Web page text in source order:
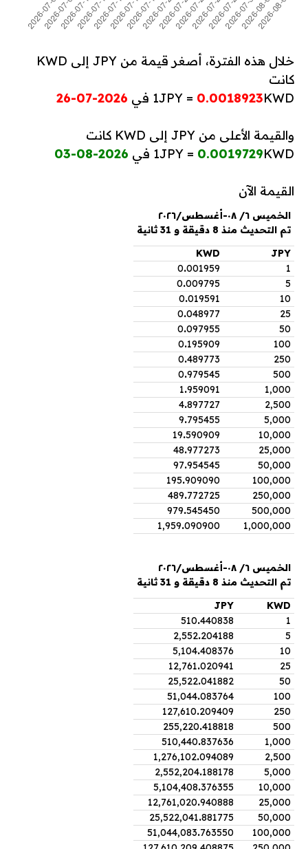
خلال هذه الفترة، أصغر قيمة من JPY إلى KWD
كانت
1JPY = 0.0018923KWD في 2026-07-26
والقيمة الأعلى من JPY إلى KWD كانت
1JPY = 0.0019729KWD في 2026-08-03
القيمة الآن
الخميس ٦/ ٠٨-أغسطس/٢٠٢٦
تم التحديث منذ 8 دقيقة و 31 ثانية
JPY
KWD
1
0.001959
5
0.009795
10
0.019591
25
0.048977
50
0.097955
100
0.195909
250
0.489773
500
0.979545
1,000
1.959091
2,500
4.897727
5,000
9.795455
10,000
19.590909
25,000
48.977273
50,000
97.954545
100,000
195.909090
250,000
489.772725
500,000
979.545450
1,000,000
1,959.090900
الخميس ٦/ ٠٨-أغسطس/٢٠٢٦
تم التحديث منذ 8 دقيقة و 31 ثانية
KWD
JPY
1
510.440838
5
2,552.204188
10
5,104.408376
25
12,761.020941
50
25,522.041882
100
51,044.083764
250
127,610.209409
500
255,220.418818
1,000
510,440.837636
2,500
1,276,102.094089
5,000
2,552,204.188178
10,000
5,104,408.376355
25,000
12,761,020.940888
50,000
25,522,041.881775
100,000
51,044,083.763550